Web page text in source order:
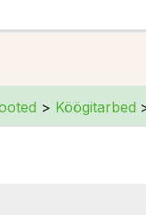
Köögitarbed